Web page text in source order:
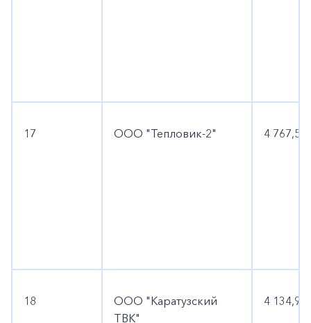
17 ООО "Тепловик-2" 4 767,5
18
ООО "Каратузский
ТВК"
4 134,9